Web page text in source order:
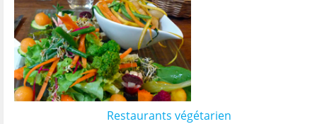
Restaurants végétarien